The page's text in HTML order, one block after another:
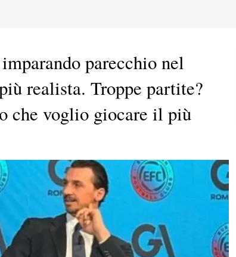
parecchio nel
realista. Troppe partite?
che voglio giocare il più